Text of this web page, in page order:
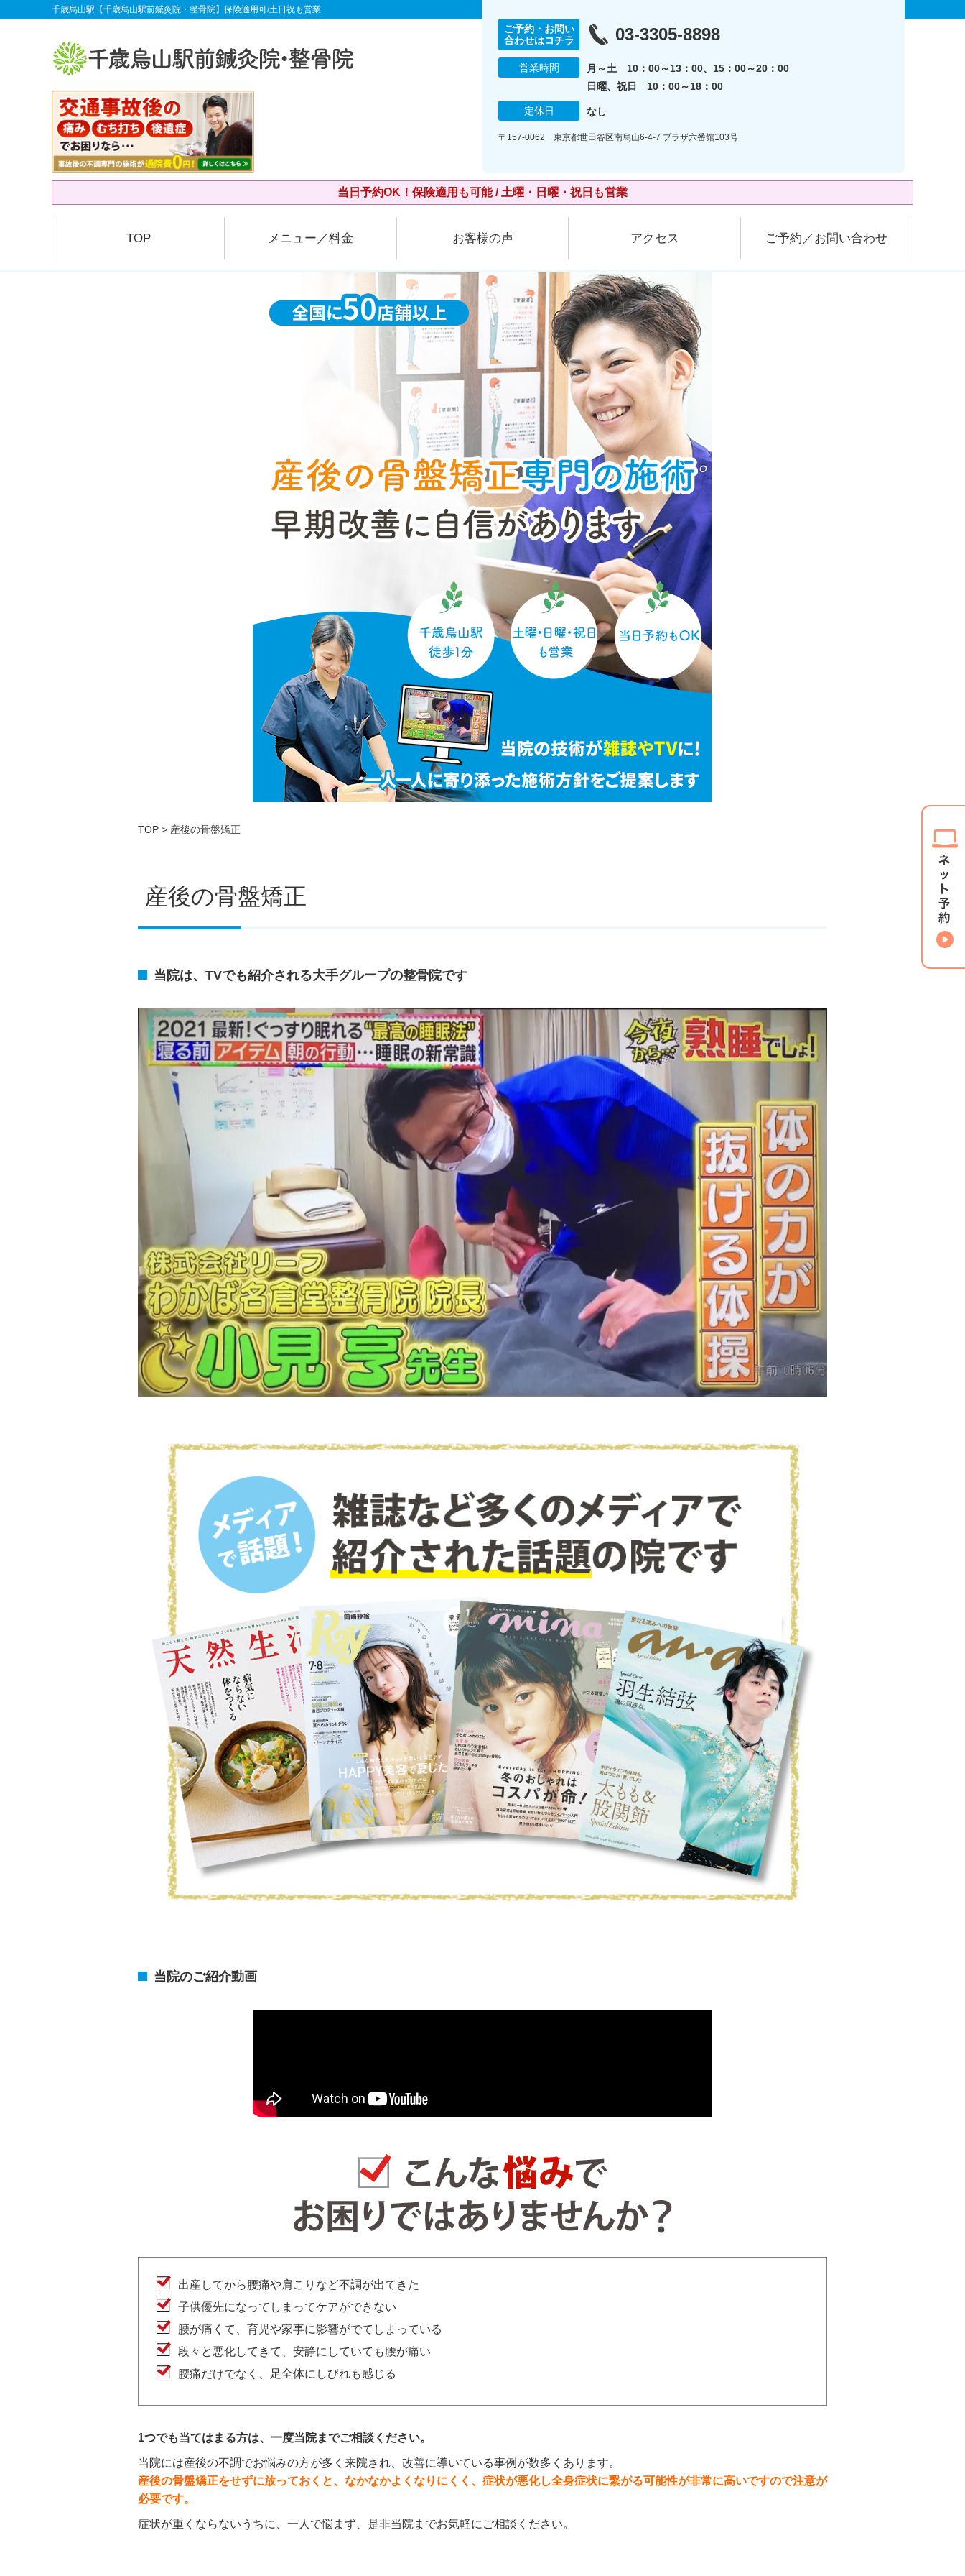
千歳烏山駅【千歳烏山駅前鍼灸院・整骨院】保険適用可/土日祝も営業
ご予約・お問い
合わせはコチラ
03-3305-8898
営業時間
月～土 10：00～13：00、15：00～20：00
日曜、祝日 10：00～18：00
定休日 なし
〒157-0062 東京都世田谷区南烏山6-4-7 プラザ六番館103号
当日予約OK！保険適用も可能 / 土曜・日曜・祝日も営業
TOP メニュー／料金 お客様の声 アクセス ご予約／お問い合わせ
TOP > 産後の骨盤矯正
産後の骨盤矯正
当院は、TVでも紹介される大手グループの整骨院です
当院のご紹介動画
出産してから腰痛や肩こりなど不調が出てきた
子供優先になってしまってケアができない
腰が痛くて、育児や家事に影響がでてしまっている
段々と悪化してきて、安静にしていても腰が痛い
腰痛だけでなく、足全体にしびれも感じる
1つでも当てはまる方は、一度当院までご相談ください。
当院には産後の不調でお悩みの方が多く来院され、改善に導いている事例が数多くあります。
産後の骨盤矯正をせずに放っておくと、なかなかよくなりにくく、症状が悪化し全身症状に繋がる可能性が非常に高いですので注意が
必要です。
症状が重くならないうちに、一人で悩まず、是非当院までお気軽にご相談ください。